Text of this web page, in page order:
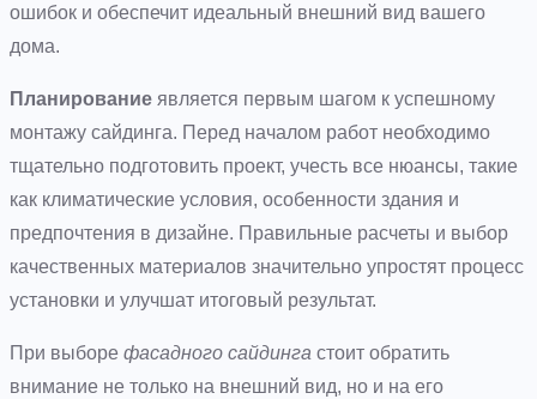
ошибок и обеспечит идеальный внешний вид вашего
дома.
Планирование является первым шагом к успешному
монтажу сайдинга. Перед началом работ необходимо
тщательно подготовить проект, учесть все нюансы, такие
как климатические условия, особенности здания и
предпочтения в дизайне. Правильные расчеты и выбор
качественных материалов значительно упростят процесс
установки и улучшат итоговый результат.
При выборе фасадного сайдинга стоит обратить
внимание не только на внешний вид, но и на его